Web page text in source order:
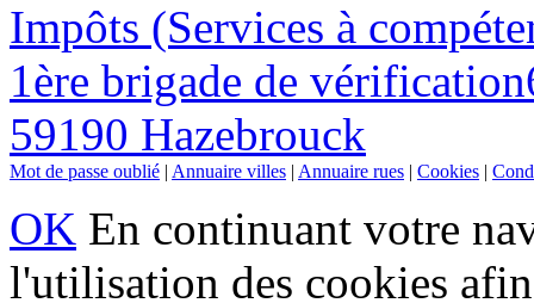
Impôts (Services à
1ère brigade de
59190 Hazebrouck
Mot de passe oublié | Annuaire villes | Annuaire rues | Cookies |
OK En continuant votre
l'utilisation des cookies